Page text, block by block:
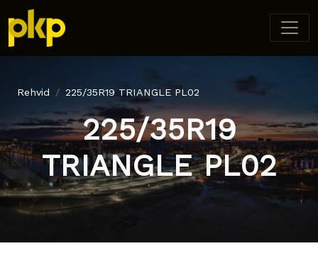
Rehvid 225/35R19 TRIANGLE PL02
225/35R19
TRIANGLE PL02